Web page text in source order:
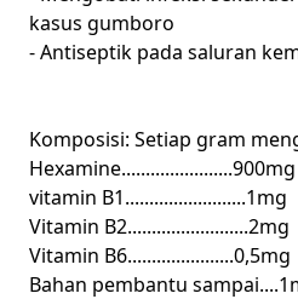
kasus gumboro
- Antiseptik pada saluran
Komposisi: Setiap gram
Hexamine.......................900mg
vitamin B1.........................1mg
Vitamin B2.........................2mg
Vitamin B6......................0,5mg
Bahan pembantu